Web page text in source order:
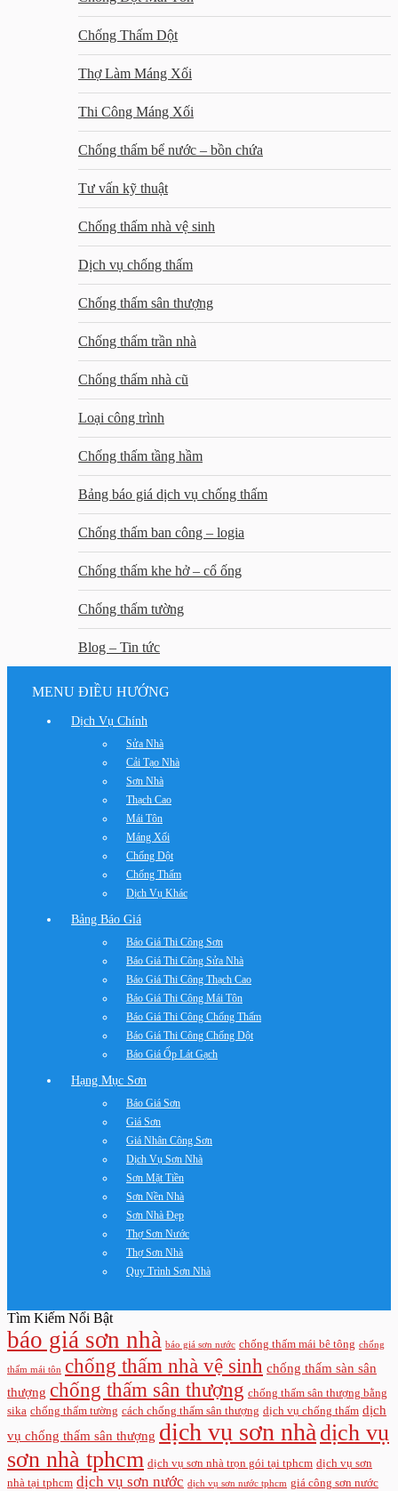
Chống Thấm Dột
Thợ Làm Máng Xối
Thi Công Máng Xối
Chống thấm bể nước – bồn chứa
Tư vấn kỹ thuật
Chống thấm nhà vệ sinh
Dịch vụ chống thấm
Chống thấm sân thượng
Chống thấm trần nhà
Chống thấm nhà cũ
Loại công trình
Chống thấm tầng hầm
Bảng báo giá dịch vụ chống thấm
Chống thấm ban công – logia
Chống thấm khe hở – cổ ống
Chống thấm tường
Blog – Tin tức
MENU ĐIỀU HƯỚNG
Dịch Vụ Chính
Sửa Nhà
Cải Tạo Nhà
Sơn Nhà
Thạch Cao
Mái Tôn
Máng Xối
Chống Dột
Chống Thấm
Dịch Vụ Khác
Bảng Báo Giá
Báo Giá Thi Công Sơn
Báo Giá Thi Công Sửa Nhà
Báo Giá Thi Công Thạch Cao
Báo Giá Thi Công Mái Tôn
Báo Giá Thi Công Chống Thấm
Báo Giá Thi Công Chống Dột
Báo Giá Ốp Lát Gạch
Hạng Mục Sơn
Báo Giá Sơn
Giá Sơn
Giá Nhân Công Sơn
Dịch Vụ Sơn Nhà
Sơn Mặt Tiền
Sơn Nền Nhà
Sơn Nhà Đẹp
Thợ Sơn Nước
Thợ Sơn Nhà
Quy Trình Sơn Nhà
Tìm Kiếm Nổi Bật
báo giá sơn nhà báo giá sơn nước chống thấm mái bê tông chống
thấm mái tôn chống thấm nhà vệ sinh chống thấm sàn sân
thượng chống thấm sân thượng chống thấm sân thượng bằng
sika chống thấm tường cách chống thấm sân thượng dịch vụ chống thấm dịch
vụ chống thấm sân thượng dịch vụ sơn nhà dịch vụ
sơn nhà tphcm dịch vụ sơn nhà trọn gói tại tphcm dịch vụ sơn
nhà tại tphcm dịch vụ sơn nước dịch vụ sơn nước tphcm giá công sơn nước